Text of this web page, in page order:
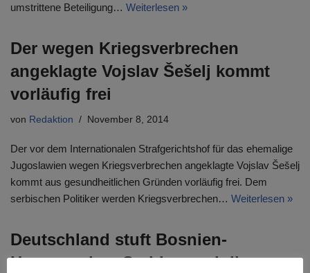
umstrittene Beteiligung… Weiterlesen »
Der wegen Kriegsverbrechen
angeklagte Vojslav Šešelj kommt
vorläufig frei
von Redaktion November 8, 2014
Der vor dem Internationalen Strafgerichtshof für das ehemalige
Jugoslawien wegen Kriegsverbrechen angeklagte Vojslav Šešelj
kommt aus gesundheitlichen Gründen vorläufig frei. Dem
serbischen Politiker werden Kriegsverbrechen… Weiterlesen »
Deutschland stuft Bosnien-
Herzegowina, Serbien und die